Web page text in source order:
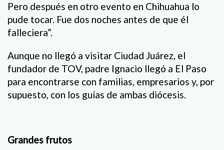
Pero después en otro evento en Chihuahua lo
pude tocar. Fue dos noches antes de que él
falleciera”.
Aunque no llegó a visitar Ciudad Juárez, el
fundador de TOV, padre Ignacio llegó a El Paso
para encontrarse con familias, empresarios y, por
supuesto, con los guías de ambas diócesis.
Grandes frutos